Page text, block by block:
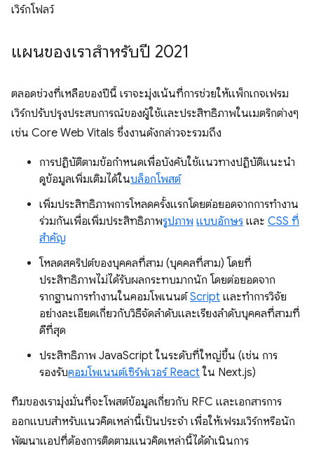
เวิร์กโฟลว์
แผนของเราสำหรับปี 2021
ตลอดช่วงที่เหลือของปีนี้ เราจะมุ่งเน้นที่การช่วยให้แพ็กเกจเฟรม
เวิร์กปรับปรุงประสบการณ์ของผู้ใช้และประสิทธิภาพในเมตริกต่างๆ
เช่น Core Web Vitals ซึ่งงานดังกล่าวจะรวมถึง
การปฏิบัติตามข้อกำหนดเพื่อบังคับใช้แนวทางปฏิบัติแนะนำ
ดูข้อมูลเพิ่มเติมได้ในบล็อกโพสต์
เพิ่มประสิทธิภาพการโหลดครั้งแรกโดยต่อยอดจากการทำงาน
ร่วมกันเพื่อเพิ่มประสิทธิภาพรูปภาพ แบบอักษร และ CSS ที่
สําคัญ
โหลดสคริปต์ของบุคคลที่สาม (บุคคลที่สาม) โดยที่
ประสิทธิภาพไม่ได้รับผลกระทบมากนัก โดยต่อยอดจาก
รากฐานการทำงานในคอมโพเนนต์Script และทำการวิจัย
อย่างละเอียดเกี่ยวกับวิธีจัดลำดับและเรียงลําดับบุคคลที่สามที่
ดีที่สุด
ประสิทธิภาพ JavaScript ในระดับที่ใหญ่ขึ้น (เช่น การ
รองรับคอมโพเนนต์เซิร์ฟเวอร์ React ใน Next.js)
ทีมของเรามุ่งมั่นที่จะโพสต์ข้อมูลเกี่ยวกับ RFC และเอกสารการ
ออกแบบสำหรับแนวคิดเหล่านี้เป็นประจำ เพื่อให้เฟรมเวิร์กหรือนัก
พัฒนาแอปที่ต้องการติดตามแนวคิดเหล่านี้ได้ดำเนินการ